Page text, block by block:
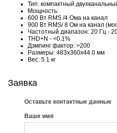
Тип: компактный
Мощность:
600 Вт RMS /4 Ома на канал
900 Вт RMS/ 8 Ом на канал
Частотный диапазон: 20 Гц -
THD+N - <0.1%
Дэмпинг фактор: >200
Размеры: 483x360x44.0 мм
Вес: 5.1 кг
Заявка
Оставьте контактные данные
Ваше имя